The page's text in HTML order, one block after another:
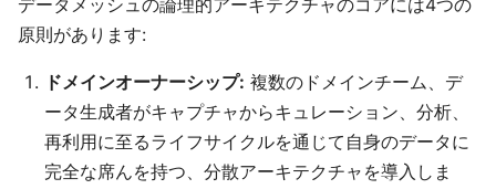
データメッシュの論理的アーキテクチャのコアには4つの
原則があります:
ドメインオーナーシップ: 複数のドメインチーム、デ
ータ生成者がキャプチャからキュレーション、分析、
再利用に至るライフサイクルを通じて自身のデータに
完全な席んを持つ、分散アーキテクチャを導入しま